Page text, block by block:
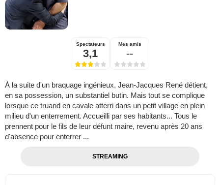
Spectateurs
3,1
Mes amis
--
À la suite d'un braquage ingénieux, Jean-Jacques René détient,
en sa possession, un substantiel butin. Mais tout se complique
lorsque ce truand en cavale atterri dans un petit village en plein
milieu d'un enterrement. Accueilli par ses habitants... Tous le
prennent pour le fils de leur défunt maire, revenu après 20 ans
d'absence pour enterrer ...
STREAMING